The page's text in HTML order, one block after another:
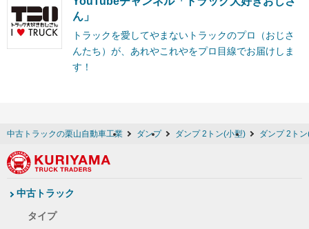
ん」
トラックを愛してやまないトラックのプロ（おじさ
んたち）が、あれやこれやをプロ目線でお届けしま
す！
中古トラックの栗山自動車工業 ダンプ ダンプ 2トン(小型) ダンプ 2ト
中古トラック
タイプ